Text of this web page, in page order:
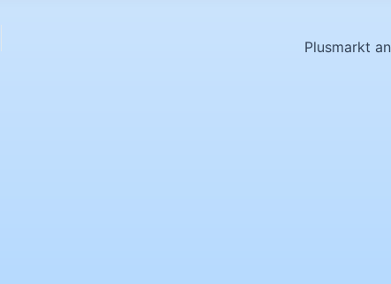
Plusmarkt